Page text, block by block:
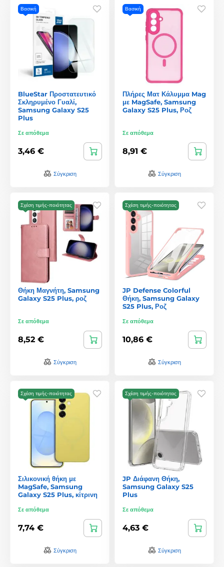
Βασική
BlueStar Προστατευτικό
Σκληρυμένο Γυαλί,
Samsung Galaxy S25
Plus
Σε απόθεμα
3,46 €
Σύγκριση
Βασική
Πλήρες Ματ Κάλυμμα Mag
με MagSafe, Samsung
Galaxy S25 Plus, Ροζ
Σε απόθεμα
8,91 €
Σύγκριση
Σχέση τιμής-ποιότητας
Θήκη Μαγνήτη, Samsung
Galaxy S25 Plus, ροζ
Σε απόθεμα
8,52 €
Σύγκριση
Σχέση τιμής-ποιότητας
JP Defense Colorful
Θήκη, Samsung Galaxy
S25 Plus, Ροζ
Σε απόθεμα
10,86 €
Σύγκριση
Σχέση τιμής-ποιότητας
Σιλικονική θήκη με
MagSafe, Samsung
Galaxy S25 Plus, κίτρινη
Σε απόθεμα
7,74 €
Σύγκριση
Σχέση τιμής-ποιότητας
JP Διάφανη Θήκη,
Samsung Galaxy S25
Plus
Σε απόθεμα
4,63 €
Σύγκριση